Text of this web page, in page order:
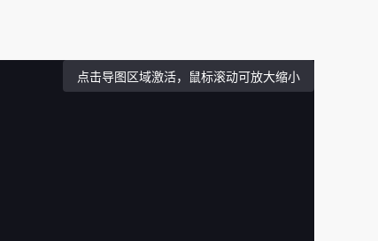
点击导图区域激活，鼠标滚动可放大缩小